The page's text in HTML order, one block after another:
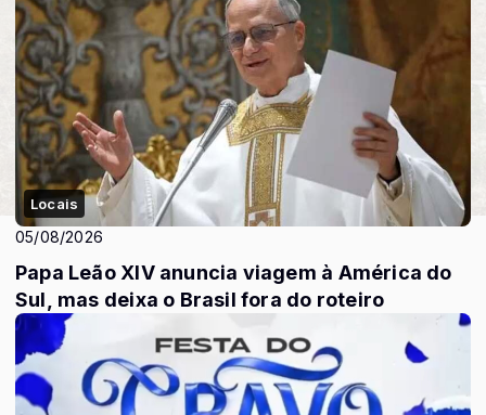
Locais
05/08/2026
Papa Leão XIV anuncia viagem à América do
Sul, mas deixa o Brasil fora do roteiro